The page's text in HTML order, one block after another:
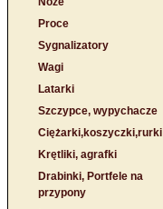
Proce
Sygnalizatory
Wagi
Latarki
Szczypce, wypychacze
Ciężarki,koszyczki,rurki
Krętliki, agrafki
Drabinki, Portfele na
przypony